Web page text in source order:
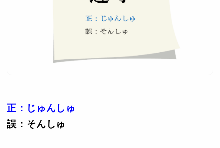
正：じゅんしゅ
誤：そんしゅ